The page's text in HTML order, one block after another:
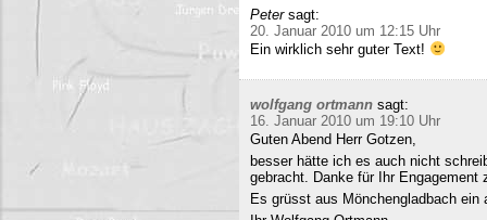
Peter sagt:
20. Januar 2010 um 12:15 Uhr
Ein wirklich sehr guter Text!
wolfgang ortmann sagt:
16. Januar 2010 um 19:10 Uhr
Guten Abend Herr Gotzen,
besser hätte ich es auch nicht
gebracht. Danke für Ihr Engagement
Es grüsst aus Mönchengladbach ein